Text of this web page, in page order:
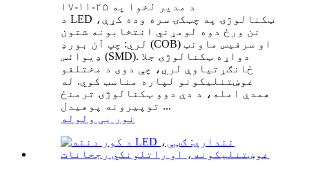
د مدیر لخوا په ۲۵-۱۱-۱۷
د LED ټکنالوژۍ په چټکۍ سره وده کړې،
نن ورځ دوه لومړني انتخابونه شتون
لري: چپ آن بورډ (COB) او سرفیس ماونټ
ډیوائس (SMD). دواړه ټکنالوژۍ جلا
ځانګړتیاوې لري، چې دوی د مختلفو
غوښتنلیکونو لپاره مناسب کوي. له
همدې امله، د دې دوو ټکنالوژۍ ترمنځ
توپیرونه پوهیدل ...
نور یی ولوله